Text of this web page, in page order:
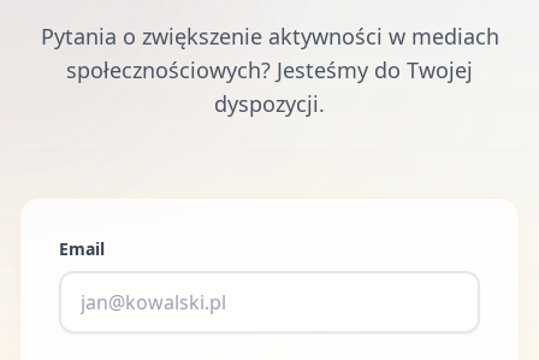
Pytania o zwiększenie aktywności w mediach
społecznościowych? Jesteśmy do Twojej
dyspozycji.
Email